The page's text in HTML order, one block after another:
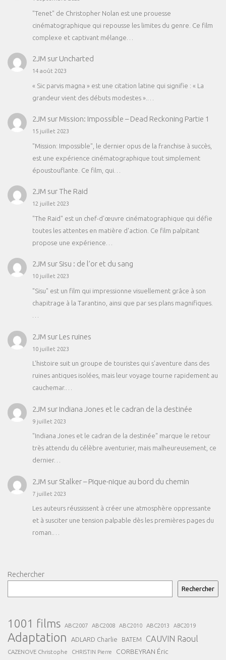
"Tenet" de Christopher Nolan est une prouesse
cinématographique qui repousse les limites du genre. Ce film
complexe et captivant mélange…
2JM sur Uncharted
14 août 2023
« Sic parvis magna » est une citation latine qui signifie : « La
grandeur vient des débuts modestes ».…
2JM sur Mission: Impossible – Dead Reckoning Partie 1
15 juillet 2023
"Mission: Impossible", le dernier opus de la franchise à succès,
est une expérience cinématographique tout simplement
époustouflante. Ce film, qui…
2JM surThe Raid
12 juillet 2023
"The Raid" est un chef-d'œuvre cinématographique qui défie
toutes les attentes en matière d'action. Ce film palpitant
propose une expérience…
2JM sur Sisu : de l’or et du sang
10 juillet 2023
"Sisu" est un film qui impressionne visuellement grâce à son
chapitrage à la Tarantino, ainsi que par ses plans magnifiques.
2JM sur Les ruines
10 juillet 2023
L'histoire suit un groupe de touristes qui s'aventure dans des
ruines antiques isolées, mais leur voyage tourne rapidement au
cauchemar.…
2JM sur Indiana Jones et le cadran de la destinée
9 juillet 2023
"Indiana Jones et le cadran de la destinée" marque le retour
très attendu du célèbre aventurier, mais malheureusement, ce
dernier…
2JM sur Stalker – Pique-nique au bord du chemin
7 juillet 2023
Les auteurs réussissent à créer une atmosphère oppressante
et à susciter une tension palpable dès les premières pages du
roman.…
Rechercher
Rechercher
1001 films ABC2007 ABC2008 ABC2010 ABC2013 ABC2019
Adaptation ADLARD Charlie BATEM CAUVIN Raoul
CAZENOVE Christophe CHRISTIN Pierre
CORBEYRAN Éric